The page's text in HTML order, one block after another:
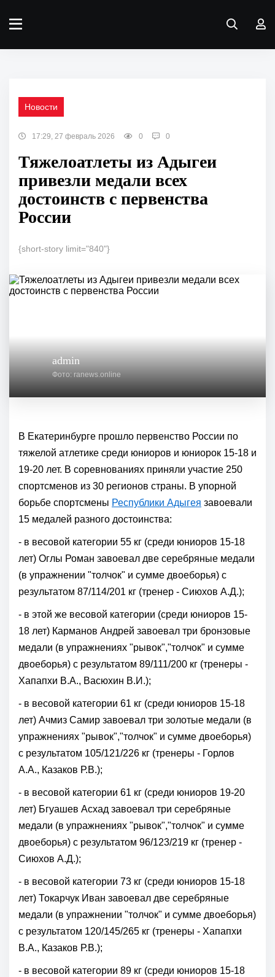
Новости
17:29, 27 февраль 2026 0 0
Тяжелоатлеты из Адыгеи
привезли медали всех
достоинств с первенства
России
{short-story limit="840"}
admin
Фото: ranews.online
В Екатеринбурге прошло первенство России по
тяжелой атлетике среди юниоров и юниорок 15-18 и
19-20 лет. В соревнованиях приняли участие 250
спортсменов из 30 регионов страны. В упорной
борьбе спортсмены Республики Адыгея завоевали
15 медалей разного достоинства:
- в весовой категории 55 кг (среди юниоров 15-18
лет) Оглы Роман завоевал две серебряные медали
(в упражнении "толчок" и сумме двоеборья) с
результатом 87/114/201 кг (тренер - Сиюхов А.Д.);
- в этой же весовой категории (среди юниоров 15-
18 лет) Карманов Андрей завоевал три бронзовые
медали (в упражнениях "рывок","толчок" и сумме
двоеборья) с результатом 89/111/200 кг (тренеры -
Хапапхи В.А., Васюхин В.И.);
- в весовой категории 61 кг (среди юниоров 15-18
лет) Ачмиз Самир завоевал три золотые медали (в
упражнениях "рывок","толчок" и сумме двоеборья)
с результатом 105/121/226 кг (тренеры - Горлов
А.А., Казаков Р.В.);
- в весовой категории 61 кг (среди юниоров 19-20
лет) Бгуашев Асхад завоевал три серебряные
медали (в упражнениях "рывок","толчок" и сумме
двоеборья) с результатом 96/123/219 кг (тренер -
Сиюхов А.Д.);
- в весовой категории 73 кг (среди юниоров 15-18
лет) Токарчук Иван завоевал две серебряные
медали (в упражнении "толчок" и сумме двоеборья)
с результатом 120/145/265 кг (тренеры - Хапапхи
В.А., Казаков Р.В.);
- в весовой категории 89 кг (среди юниоров 15-18